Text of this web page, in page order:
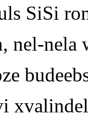
SiSi
nel-nela